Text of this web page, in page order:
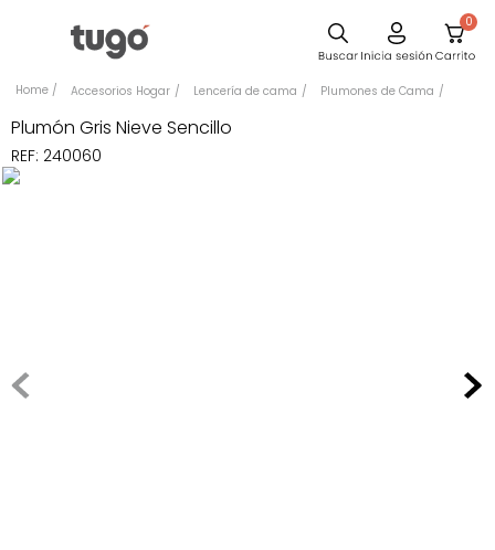
0
Accesorios Hogar Lencería de cama Plumones de Cama
Plumón Gris Nieve Sencillo
REF: 240060
Comedor
Silla